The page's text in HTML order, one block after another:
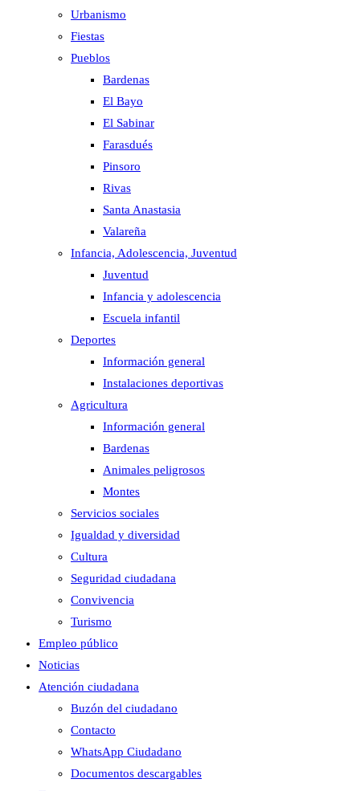
Urbanismo
Fiestas
Pueblos
Bardenas
El Bayo
El Sabinar
Farasdués
Pinsoro
Rivas
Santa Anastasia
Valareña
Infancia, Adolescencia, Juventud
Juventud
Infancia y adolescencia
Escuela infantil
Deportes
Información general
Instalaciones deportivas
Agricultura
Información general
Bardenas
Animales peligrosos
Montes
Servicios sociales
Igualdad y diversidad
Cultura
Seguridad ciudadana
Convivencia
Turismo
Empleo público
Noticias
Atención ciudadana
Buzón del ciudadano
Contacto
WhatsApp Ciudadano
Documentos descargables